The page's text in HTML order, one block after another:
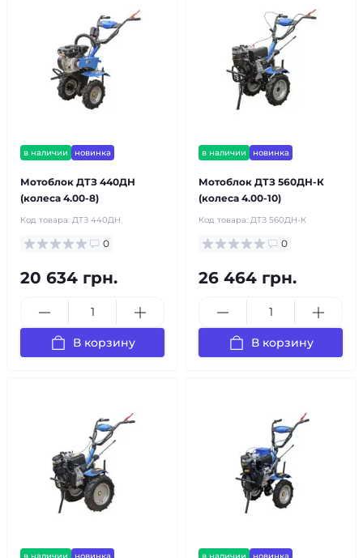
в наличии новинка
Мотоблок ДТЗ 440ДН
(колеса 4.00-8)
Код товара: ДТЗ 440ДН
0
20 634 грн.
В корзину
в наличии новинка
Мотоблок ДТЗ 560ДН-К
(колеса 4.00-10)
Код товара: ДТЗ 560ДН-К
0
26 464 грн.
В корзину